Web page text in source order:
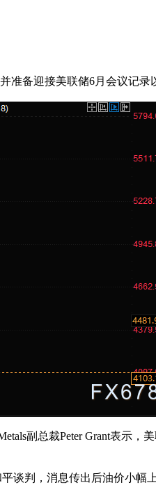
准备迎接美联储6月会议记录
副总裁Peter Grant表示
谈判，消息传出后油价小幅